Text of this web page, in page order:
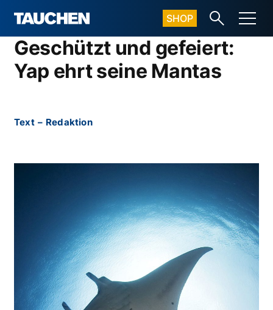
SHOP
Geschützt und gefeiert:
Yap ehrt seine Mantas
Text – Redaktion